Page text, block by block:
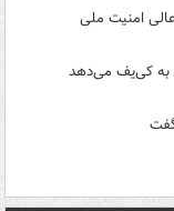
امنیت‌ ملی
به کی‌یف می‌دهد